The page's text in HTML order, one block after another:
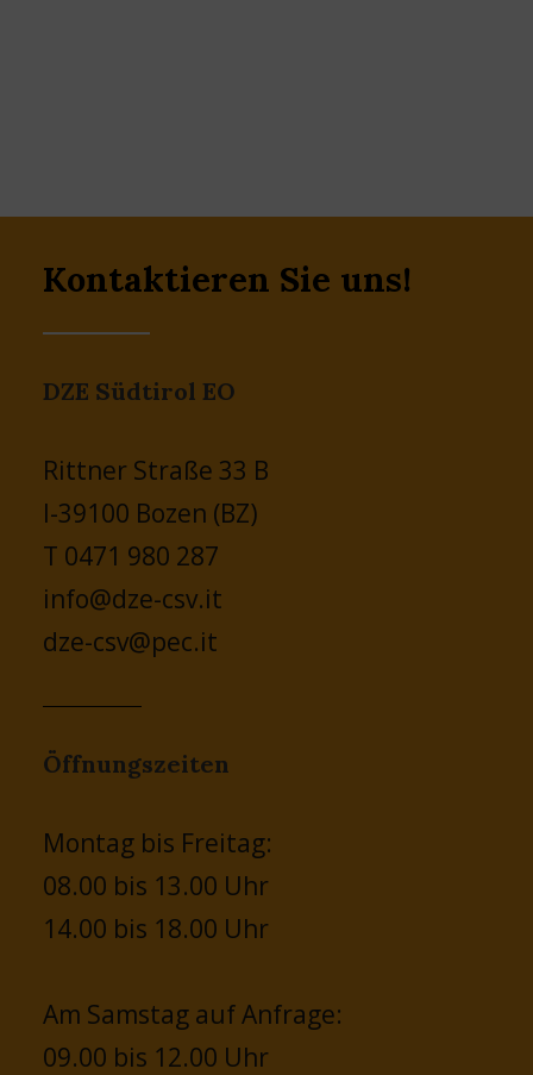
Kontaktieren Sie uns!
DZE Südtirol EO
Rittner Straße 33 B
I-39100 Bozen (BZ)
T 0471 980 287
info@dze-csv.it
dze-csv@pec.it
Öffnungszeiten
Montag bis Freitag:
08.00 bis 13.00 Uhr
14.00 bis 18.00 Uhr
Am Samstag auf Anfrage:
09.00 bis 12.00 Uhr